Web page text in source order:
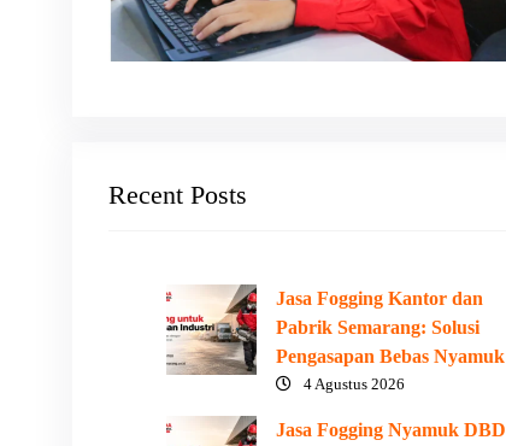
Recent Posts
Jasa Fogging Kantor dan
Pabrik Semarang: Solusi
Pengasapan Bebas Nyamuk
4 Agustus 2026
Jasa Fogging Nyamuk DBD